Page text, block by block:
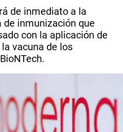
de inmediato a la
inmunización que
con la aplicación de
vacuna de los